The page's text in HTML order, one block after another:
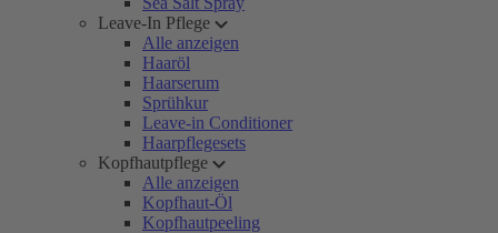
Leave-In Pflege
Alle anzeigen
Haaröl
Haarserum
Sprühkur
Leave-in Conditioner
Haarpflegesets
Kopfhautpflege
Alle anzeigen
Kopfhaut-Öl
Kopfhautpeeling